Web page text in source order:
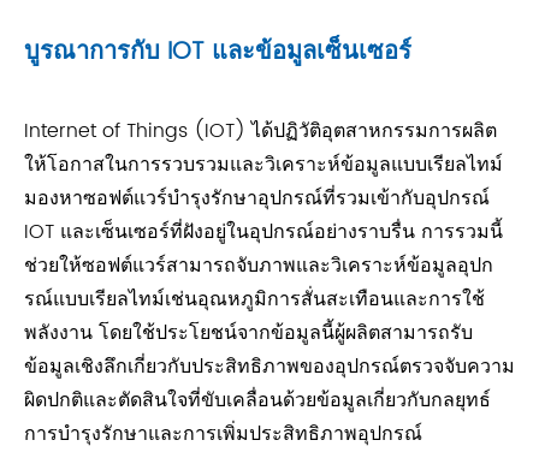
บูรณาการกับ IOT และข้อมูลเซ็นเซอร์
Internet of Things (IOT) ได้ปฏิวัติอุตสาหกรรมการผลิต
ให้โอกาสในการรวบรวมและวิเคราะห์ข้อมูลแบบเรียลไทม์
มองหาซอฟต์แวร์บำรุงรักษาอุปกรณ์ที่รวมเข้ากับอุปกรณ์
IOT และเซ็นเซอร์ที่ฝังอยู่ในอุปกรณ์อย่างราบรื่น การรวมนี้
ช่วยให้ซอฟต์แวร์สามารถจับภาพและวิเคราะห์ข้อมูลอุปก
รณ์แบบเรียลไทม์เช่นอุณหภูมิการสั่นสะเทือนและการใช้
พลังงาน โดยใช้ประโยชน์จากข้อมูลนี้ผู้ผลิตสามารถรับ
ข้อมูลเชิงลึกเกี่ยวกับประสิทธิภาพของอุปกรณ์ตรวจจับความ
ผิดปกติและตัดสินใจที่ขับเคลื่อนด้วยข้อมูลเกี่ยวกับกลยุทธ์
การบำรุงรักษาและการเพิ่มประสิทธิภาพอุปกรณ์